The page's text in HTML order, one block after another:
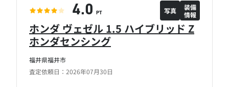
福井県福井市
査定依頼日：2026年07月30日
ホンダ ヴェゼル 1.5 ハイブリッド Z
ホンダセンシング
4.0 PT 写真
装備
情報